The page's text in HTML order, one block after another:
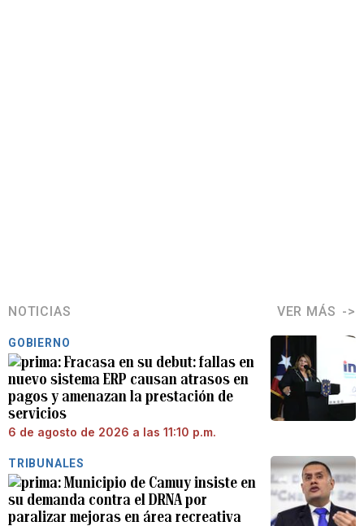
NOTICIAS VER MÁS
GOBIERNO
Fracasa en su debut: fallas en
nuevo sistema ERP causan atrasos en
pagos y amenazan la prestación de
servicios
6 de agosto de 2026 a las 11:10 p.m.
TRIBUNALES
Municipio de Camuy insiste en
su demanda contra el DRNA por
paralizar mejoras en área recreativa